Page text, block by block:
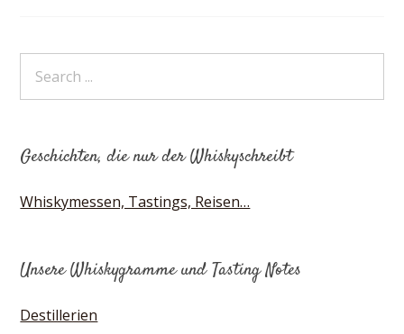
Geschichten, die nur der Whiskyschreibt
Whiskymessen, Tastings, Reisen…
Unsere Whiskygramme und Tasting Notes
Destillerien